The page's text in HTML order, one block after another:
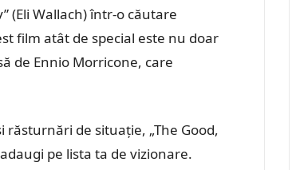
(Eli Wallach) într-o căutare
film atât de special este nu doar
de Ennio Morricone, care
de situație, „The Good,
pe lista ta de vizionare.